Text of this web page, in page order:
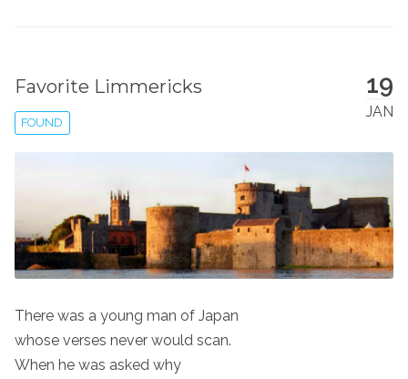
19
JAN
Favorite Limmericks
FOUND
There was a young man of Japan
whose verses never would scan.
When he was asked why